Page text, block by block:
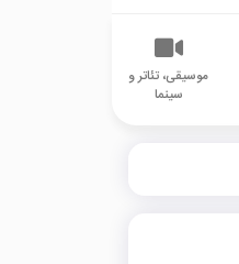
موسیقی، تئاتر و
سینما